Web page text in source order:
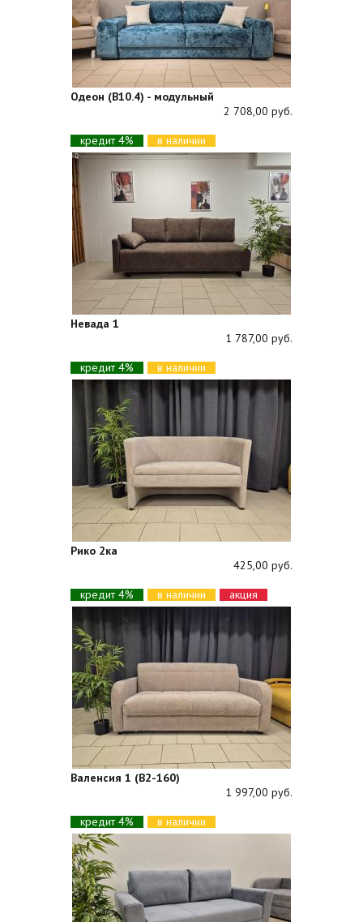
Одеон (В10.4) - модульный
2 708,00 руб.
кредит 4%
в наличии
Невада 1
1 787,00 руб.
кредит 4%
в наличии
Рико 2ка
425,00 руб.
кредит 4%
в наличии акция
Валенсия 1 (В2-160)
1 997,00 руб.
кредит 4%
в наличии